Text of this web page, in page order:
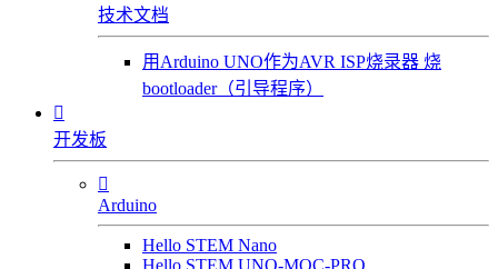
技术文档
用Arduino UNO作为AVR ISP烧录器 烧
bootloader（引导程序）

开发板

Arduino
Hello STEM Nano